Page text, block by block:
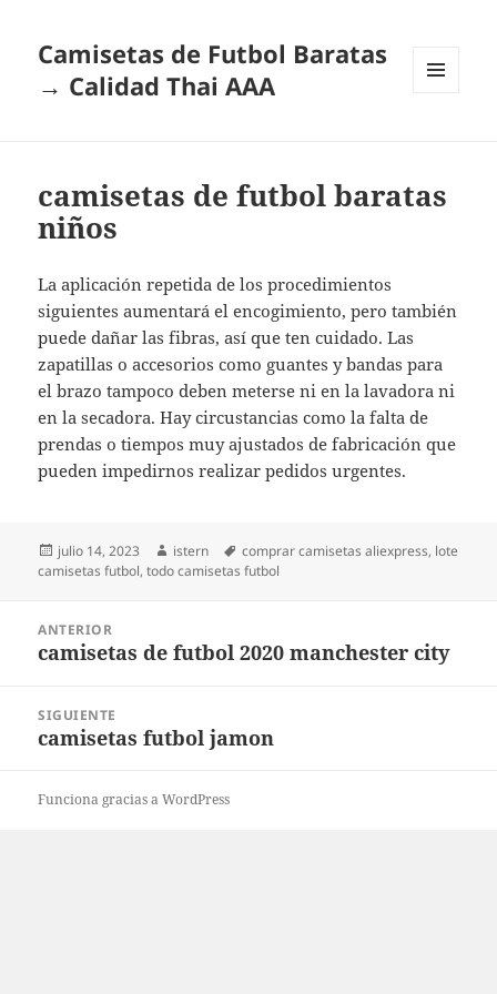
Camisetas de Futbol Baratas
→ Calidad Thai AAA
camisetas de futbol baratas
niños
La aplicación repetida de los procedimientos
siguientes aumentará el encogimiento, pero también
puede dañar las fibras, así que ten cuidado. Las
zapatillas o accesorios como guantes y bandas para
el brazo tampoco deben meterse ni en la lavadora ni
en la secadora. Hay circustancias como la falta de
prendas o tiempos muy ajustados de fabricación que
pueden impedirnos realizar pedidos urgentes.
Publicado
el
julio 14, 2023 Autor
istern Etiquetas
comprar camisetas aliexpress, lote
camisetas futbol,todo camisetas futbol
entradas
ANTERIOR
Entrada
camisetas de futbol 2020 manchester city
SIGUIENTE
Entrada
camisetas futbol jamon
Funciona gracias a WordPress